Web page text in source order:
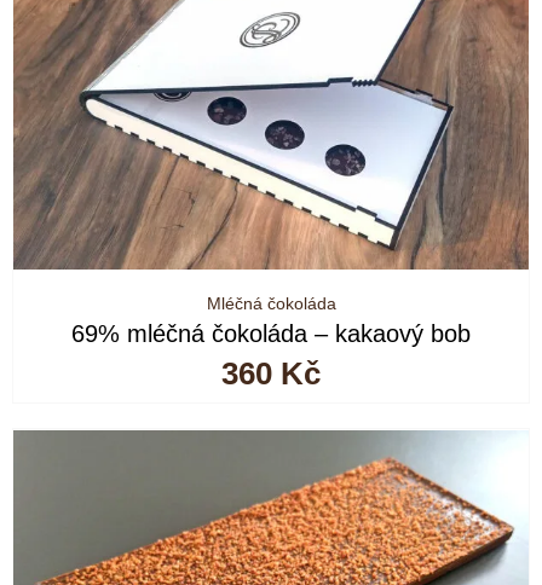
Mléčná čokoláda
69% mléčná čokoláda – kakaový bob
360 Kč